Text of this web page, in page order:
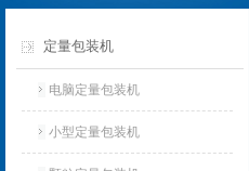
定量包装机
电脑定量包装机
小型定量包装机